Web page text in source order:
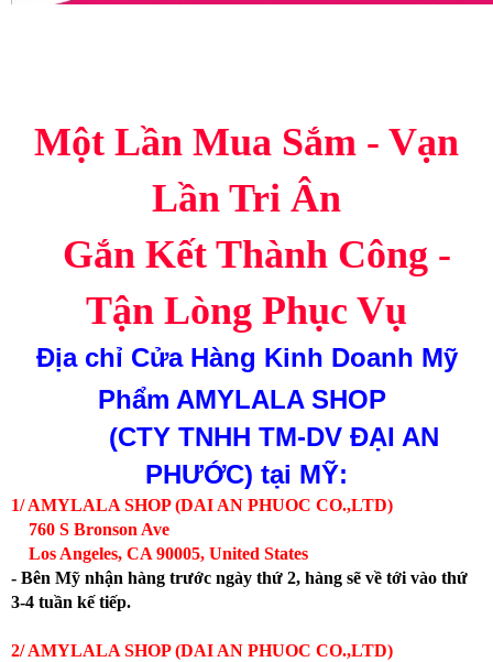
Một Lần Mua Sắm - Vạn
Lần Tri Ân
Gắn Kết Thành Công -
Tận Lòng Phục Vụ
Địa chỉ Cửa Hàng Kinh Doanh Mỹ
Phẩm AMYLALA SHOP
(CTY TNHH TM-DV ĐẠI AN
PHƯỚC) tại MỸ:
1/ AMYLALA SHOP (DAI AN PHUOC CO.,LTD)
760 S Bronson Ave
Los Angeles, CA 90005, United States
- Bên Mỹ nhận hàng trước ngày thứ 2, hàng sẽ về tới vào thứ
3-4 tuần kế tiếp.
2/ AMYLALA SHOP (DAI AN PHUOC CO.,LTD)